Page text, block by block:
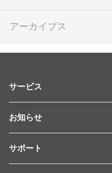
アーカイブス
サービス
お知らせ
サポート